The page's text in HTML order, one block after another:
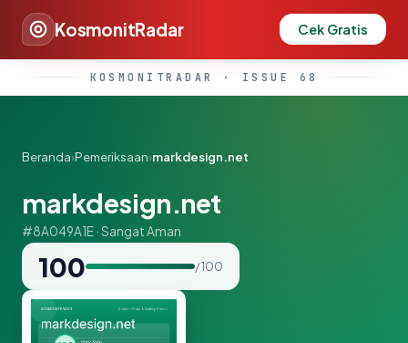
KosmonitRadar Cek Gratis
KOSMONITRADAR · ISSUE 68
Beranda›Pemeriksaan›markdesign.net
markdesign.net
#8A049A1E · Sangat Aman
100 / 100